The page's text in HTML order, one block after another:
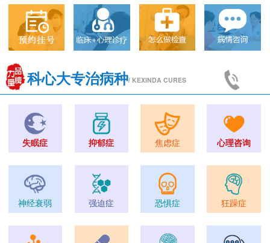
科心大专治病种/ KEXINDA CURES
失眠症 抑郁症 焦虑症 心理咨询
神经衰弱 强迫症 恐惧症 狂躁症